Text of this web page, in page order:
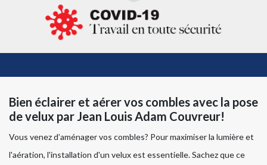
Bien éclairer et aérer vos combles avec la pose
de velux par Jean Louis Adam Couvreur!
Vous venez d’aménager vos combles? Pour maximiser la lumière et
l'aération, l'installation d'un velux est essentielle. Sachez que ce